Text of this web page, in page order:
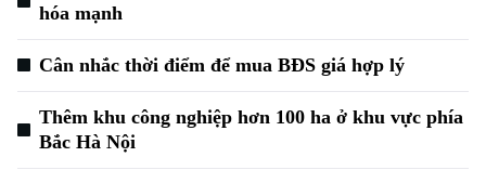
hóa mạnh
Cân nhắc thời điểm để mua BĐS giá hợp lý
Thêm khu công nghiệp hơn 100 ha ở khu vực phía
Bắc Hà Nội